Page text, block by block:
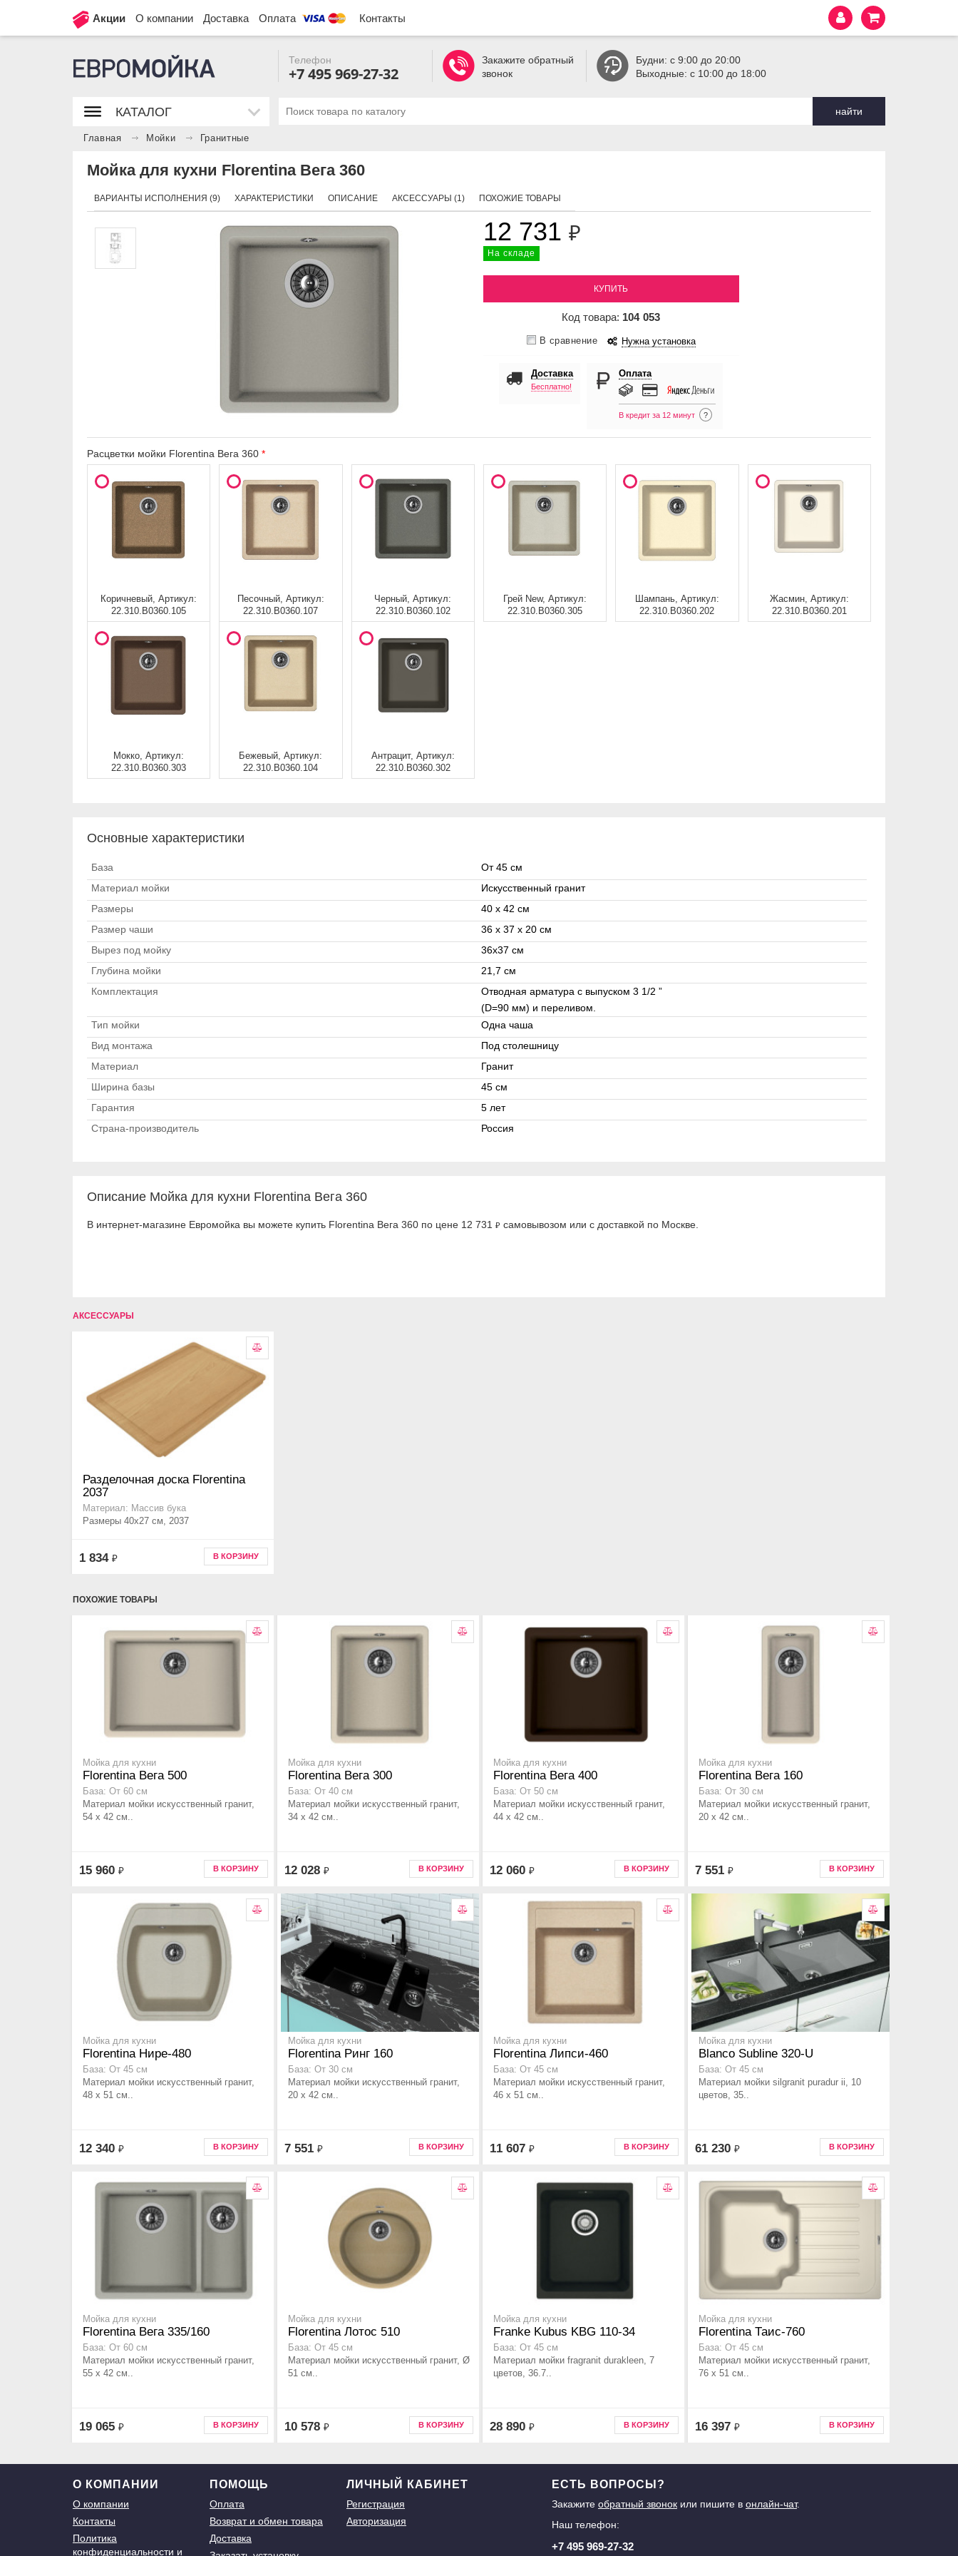
Акции О компании Доставка Оплата Контакты
Телефон
+7 495 969-27-32
Закажите обратный
звонок
Будни: с 9:00 до 20:00
Выходные: с 10:00 до 18:00
найти
КАТАЛОГ
Главная Мойки Гранитные
Мойка для кухни Florentina Вега 360
ВАРИАНТЫ ИСПОЛНЕНИЯ (9) ХАРАКТЕРИСТИКИ ОПИСАНИЕ АКСЕССУАРЫ (1) ПОХОЖИЕ ТОВАРЫ
12 731 ₽
На складе
КУПИТЬ
Код товара: 104 053
В сравнение Нужна установка
Доставка
Бесплатно!
Оплата
В кредит за 12 минут ?
Расцветки мойки Florentina Вега 360
Коричневый, Артикул:
22.310.B0360.105
Песочный, Артикул:
22.310.B0360.107
Черный, Артикул:
22.310.B0360.102
Грей New, Артикул:
22.310.B0360.305
Шампань, Артикул:
22.310.B0360.202
Жасмин, Артикул:
22.310.B0360.201
Мокко, Артикул:
22.310.B0360.303
Бежевый, Артикул:
22.310.B0360.104
Антрацит, Артикул:
22.310.B0360.302
Основные характеристики
База
От 45 см
Материал мойки
Искусственный гранит
Размеры
40 x 42 см
Размер чаши
36 x 37 x 20 см
Вырез под мойку
36x37 см
Глубина мойки
21,7 см
Комплектация
Отводная арматура с выпуском 3 1/2 ”
(D=90 мм) и переливом.
Тип мойки
Одна чаша
Вид монтажа
Под столешницу
Материал
Гранит
Ширина базы
45 см
Гарантия
5 лет
Страна-производитель
Россия
Описание Мойка для кухни Florentina Вега 360
В интернет-магазине Евромойка вы можете купить Florentina Вега 360 по цене 12 731 ₽ самовывозом или с доставкой по Москве.
АКСЕССУАРЫ
Разделочная доска Florentina
2037
Материал: Массив бука
Размеры 40х27 см, 2037
1 834 ₽ В КОРЗИНУ
ПОХОЖИЕ ТОВАРЫ
Мойка для кухни
Florentina Вега 500
База: От 60 см
Материал мойки искусственный гранит,
54 x 42 см..
15 960 ₽ В КОРЗИНУ
Мойка для кухни
Florentina Вега 300
База: От 40 см
Материал мойки искусственный гранит,
34 x 42 см..
12 028 ₽ В КОРЗИНУ
Мойка для кухни
Florentina Вега 400
База: От 50 см
Материал мойки искусственный гранит,
44 x 42 см..
12 060 ₽ В КОРЗИНУ
Мойка для кухни
Florentina Вега 160
База: От 30 см
Материал мойки искусственный гранит,
20 x 42 см..
7 551 ₽ В КОРЗИНУ
Мойка для кухни
Florentina Нире-480
База: От 45 см
Материал мойки искусственный гранит,
48 x 51 см..
12 340 ₽ В КОРЗИНУ
Мойка для кухни
Florentina Ринг 160
База: От 30 см
Материал мойки искусственный гранит,
20 x 42 см..
7 551 ₽ В КОРЗИНУ
Мойка для кухни
Florentina Липси-460
База: От 45 см
Материал мойки искусственный гранит,
46 x 51 см..
11 607 ₽ В КОРЗИНУ
Мойка для кухни
Blanco Subline 320-U
База: От 45 см
Материал мойки silgranit puradur ii, 10
цветов, 35..
61 230 ₽ В КОРЗИНУ
Мойка для кухни
Florentina Вега 335/160
База: От 60 см
Материал мойки искусственный гранит,
55 x 42 см..
19 065 ₽ В КОРЗИНУ
Мойка для кухни
Florentina Лотос 510
База: От 45 см
Материал мойки искусственный гранит, Ø
51 см..
10 578 ₽ В КОРЗИНУ
Мойка для кухни
Franke Kubus KBG 110-34
База: От 45 см
Материал мойки fragranit durakleen, 7
цветов, 36.7..
28 890 ₽ В КОРЗИНУ
Мойка для кухни
Florentina Таис-760
База: От 45 см
Материал мойки искусственный гранит,
76 x 51 см..
16 397 ₽ В КОРЗИНУ
О КОМПАНИИ
О компании
Контакты
Политика
конфиденциальности и
ПОМОЩЬ
Оплата
Возврат и обмен товара
Доставка
ЛИЧНЫЙ КАБИНЕТ
Регистрация
Авторизация
ЕСТЬ ВОПРОСЫ?
Закажите обратный звонокили пишите в онлайн-чат.
Наш телефон:
+7 495 969-27-32